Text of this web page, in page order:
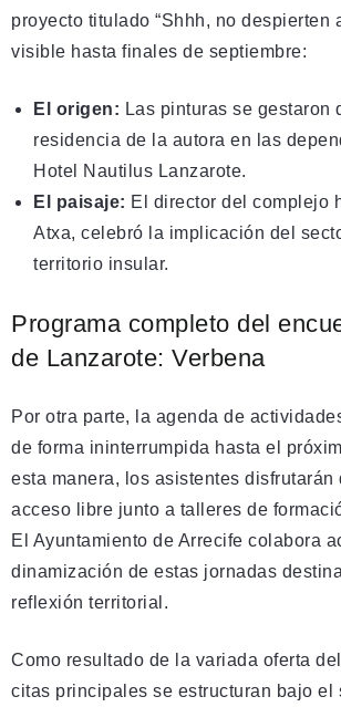
proyecto titulado “Shhh, no despierten
visible hasta finales de septiembre:
El origen: Las pinturas se gestaron
residencia de la autora en las
Hotel Nautilus Lanzarote.
El paisaje: El director del complejo
Atxa, celebró la implicación del
territorio insular.
Programa completo del
de Lanzarote: Verbena
Por otra parte, la agenda de
de forma ininterrumpida hasta el
esta manera, los asistentes disfrutarán
acceso libre junto a talleres de
El Ayuntamiento de Arrecife colabora
dinamización de estas jornadas
reflexión territorial.
Como resultado de la variada oferta
citas principales se estructuran bajo el